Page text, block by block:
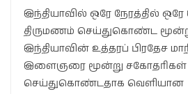
இந்தியாவில் ஒரே நேரத்தில்
திருமணம் செய்துகொண்ட
இந்தியாவின் உத்தரப் பிரதேச
இளைஞரை மூன்று சகோதரிகள்
செய்துகொண்டதாக வெளியான